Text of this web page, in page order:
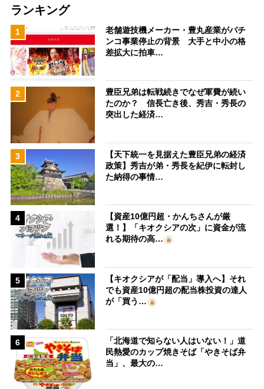
ランキング
1
老舗遊技機メーカー・豊丸産業がパチ
ンコ事業停止の背景 大手と中小の格
差拡大に拍車…
2
豊臣兄弟は転戦続きでなぜ軍費が続い
たのか？ 信長亡き後、秀吉・秀長の
突出した経済…
3
【天下統一を見据えた豊臣兄弟の経済
政策】秀吉が弟・秀長を紀伊に転封し
た納得の事情…
4
【資産10億円超・かんちさんが厳
選！】「キオクシアの次」に資金が流
れる期待の高…
5
【キオクシアが「配当」導入へ】それ
でも資産10億円超の配当株投資の達人
が「買う…
6
「北海道で知らない人はいない！」道
民熱愛のカップ焼きそば「やきそば弁
当」、最大の…